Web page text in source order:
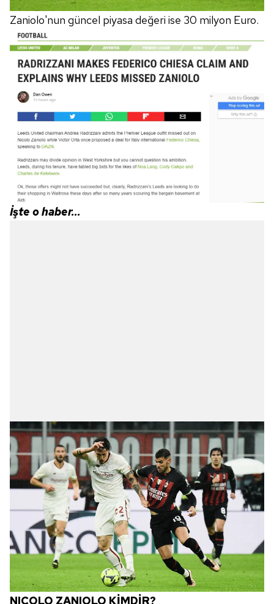
Zaniolo'nun güncel piyasa değeri ise 30 milyon Euro.
İşte o haber...
NICOLO ZANIOLO KİMDİR?